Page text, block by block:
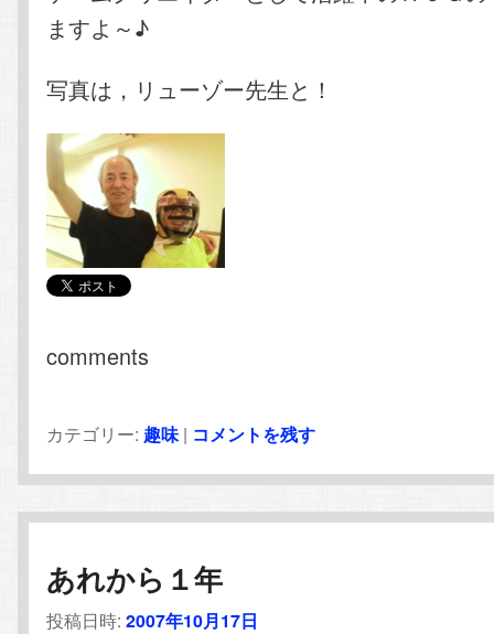
ますよ～♪
写真は，リューゾー先生と！
comments
カテゴリー: 趣味 | コメントを残す
あれから１年
投稿日時:2007年10月17日